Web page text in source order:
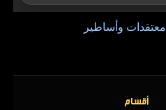
معتقدات وأساطير
أقسام